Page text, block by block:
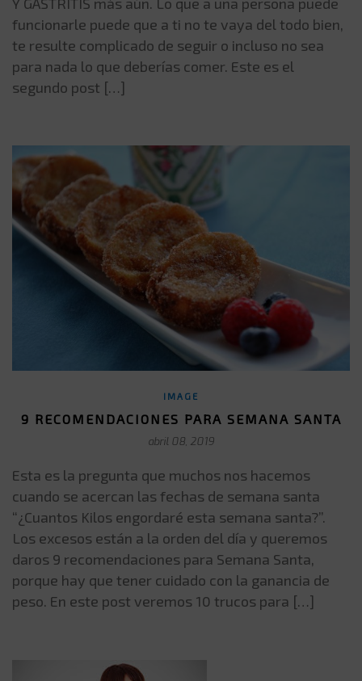
funcionarle puede que a ti no te vaya del todo bien,
te resulte complicado de seguir o incluso no sea
para nada lo que deberías comer. Este es el
segundo post […]
IMAGE
9 RECOMENDACIONES PARA SEMANA SANTA
abril 08, 2019
Esta es la pregunta que muchos nos hacemos
cuando se acercan las fechas de semana santa
“¿Cuantos Kilos engordaré esta semana santa?”.
Los excesos están a la orden del día y queremos
daros 9 recomendaciones para Semana Santa,
porque hay que tener cuidado con la ganancia de
peso. En este post veremos 10 trucos para […]